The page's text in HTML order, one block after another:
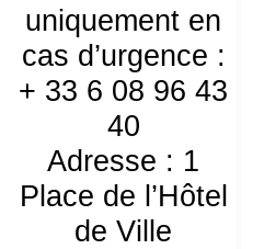
uniquement en
cas d’urgence :
+ 33 6 08 96 43
40
Adresse : 1
Place de l’Hôtel
de Ville